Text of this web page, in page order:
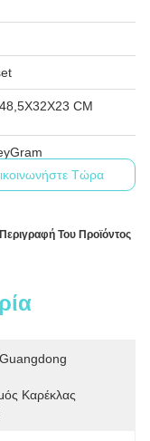
CM
Τώρα
Περιγραφή Του Προϊόντος
Καρέκλας